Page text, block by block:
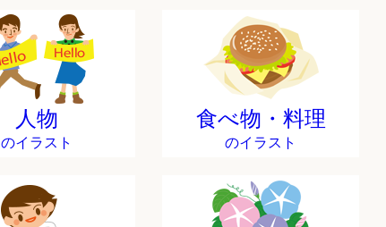
人物
のイラスト
食べ物・料理
のイラスト